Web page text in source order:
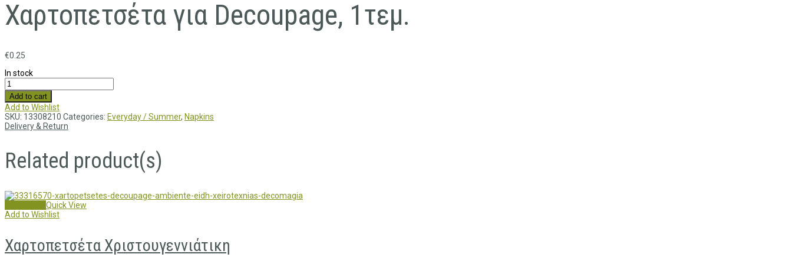
Χαρτοπετσέτα για Decoupage, 1τεμ.
€0.25
In stock
Add to cart
Add to Wishlist
SKU: 13308210 Categories: Everyday / Summer, Napkins
Delivery & Return
Related product(s)
Quick View
Add to Wishlist
Χαρτοπετσέτα Χριστουγεννιάτικη